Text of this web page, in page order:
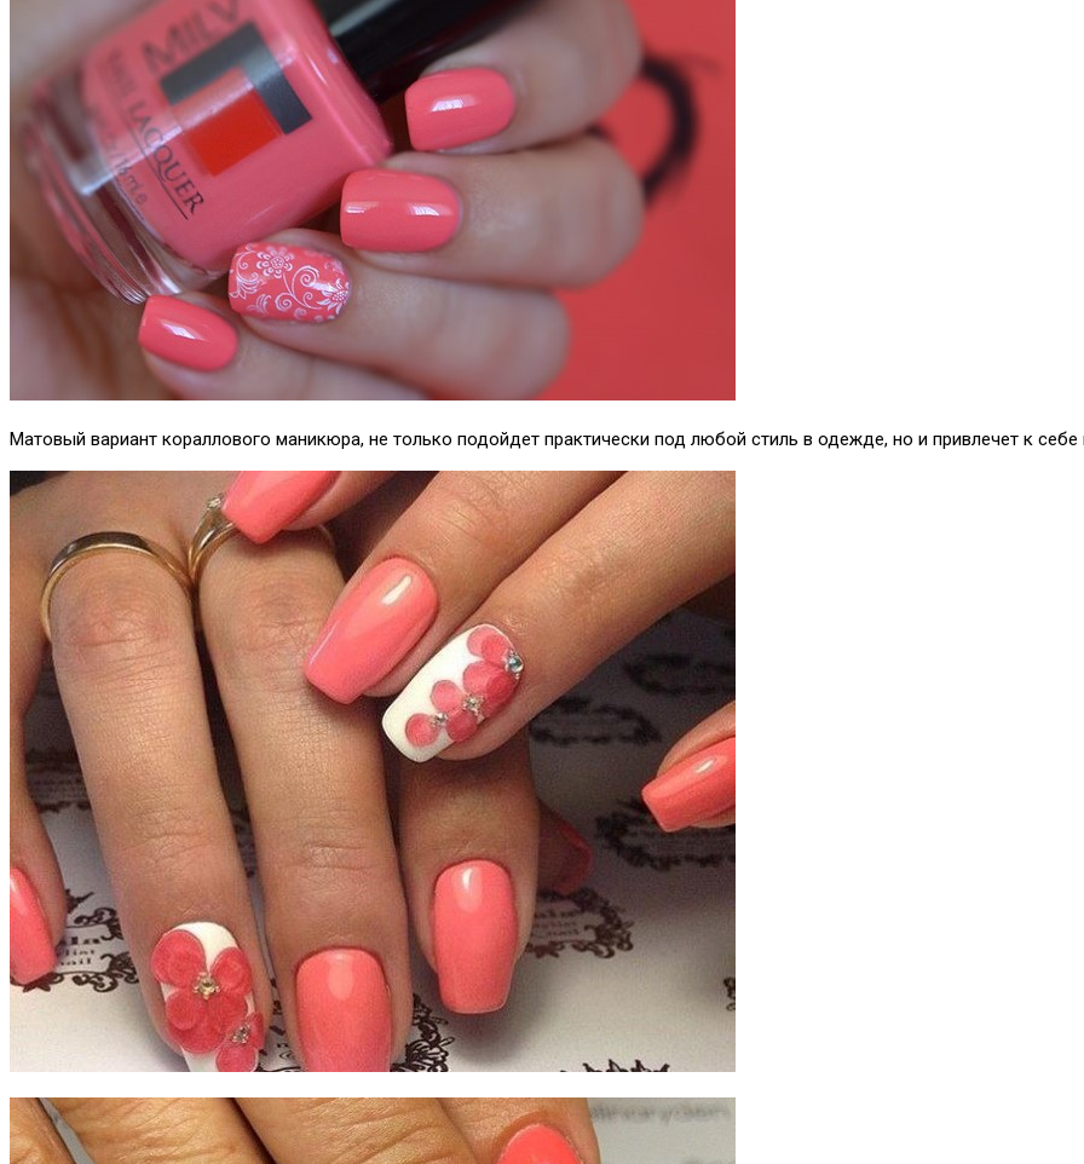
Матовый вариант кораллового маникюра, не только подойдет практически под любой стиль в одежде, но и привлечет к себе